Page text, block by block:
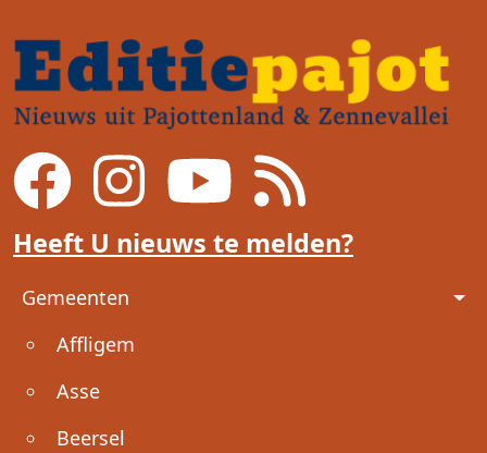
Heeft U nieuws te melden?
Voet
Gemeenten
Affligem
Asse
Beersel